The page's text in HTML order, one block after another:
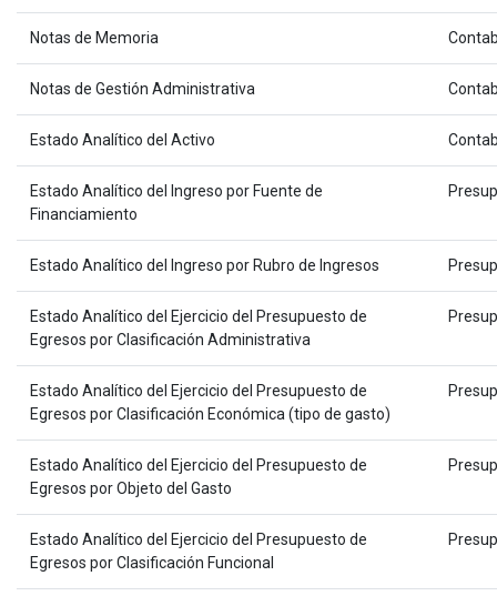
Notas de Memoria
Notas de Gestión Administrativa
Estado Analítico del Activo
Estado Analítico del Ingreso por Fuente de
Financiamiento
Estado Analítico del Ingreso por Rubro de Ingresos
Estado Analítico del Ejercicio del Presupuesto de
Egresos por Clasificación Administrativa
Estado Analítico del Ejercicio del Presupuesto de
Egresos por Clasificación Económica (tipo de gasto)
Estado Analítico del Ejercicio del Presupuesto de
Egresos por Objeto del Gasto
Estado Analítico del Ejercicio del Presupuesto de
Egresos por Clasificación Funcional